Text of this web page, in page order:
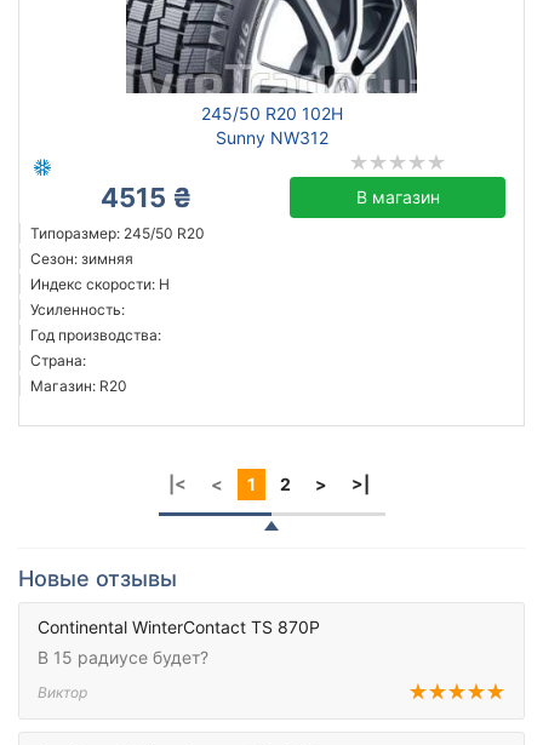
245/50 R20 102H
Sunny NW312
4515 ₴ В магазин
Типоразмер: 245/50 R20
Сезон: зимняя
Индекс скорости: H
Усиленность:
Год производства:
Страна:
Магазин: R20
|< < 1 2 > >|
Новые отзывы
Continental WinterContact TS 870P
В 15 радиусе будет?
Виктор